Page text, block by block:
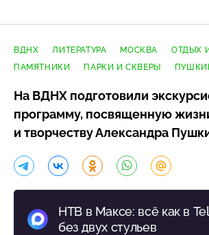
ВДНХ ЛИТЕРАТУРА МОСКВА
ОТДЫХ
ПАМЯТНИКИ
ПАРКИ И СКВЕРЫ
На ВДНХ подготовили
программу, посвященную
и творчеству Александра
НТВ в Максе: всё как в
без двух стульев